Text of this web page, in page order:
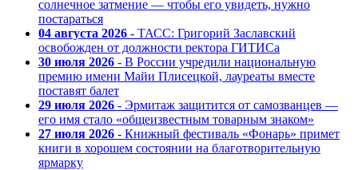
солнечное затмение — чтобы его увидеть, нужно
постараться
04 августа 2026 - ТАСС: Григорий Заславский
освобожден от должности ректора ГИТИСа
30 июля 2026 - В России учредили национальную
премию имени Майи Плисецкой, лауреаты вместе
поставят балет
29 июля 2026 - Эрмитаж защитится от самозванцев —
его имя стало «общеизвестным товарным знаком»
27 июля 2026 - Книжный фестиваль «Фонарь» примет
книги в хорошем состоянии на благотворительную
ярмарку